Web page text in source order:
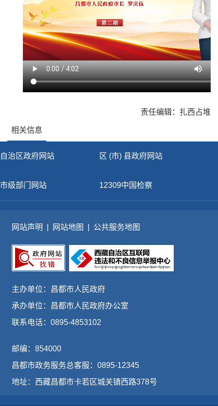
责任编辑：扎西占堆
相关信息
自治区政府网站 区 (市) 县政府网站
市级部门网站 12309中国检察
网站声明 网站地图 公共服务地图
主办单位：昌都市人民政府
承办单位：昌都市人民政府办公室
联系电话：0895-4853102
邮编：854000
昌都市政务服务总客服：0895-12345
地址：西藏昌都市卡若区城关镇西路378号